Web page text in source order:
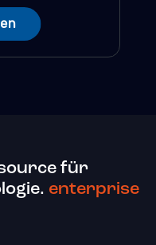
für
enterprise